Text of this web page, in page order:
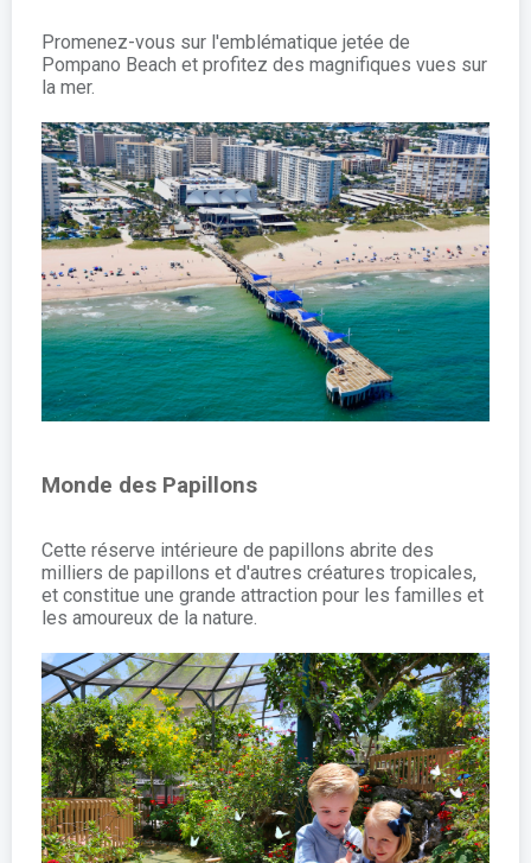
Promenez-vous sur l'emblématique jetée de
Pompano Beach et profitez des magnifiques vues sur
la mer.
Monde des Papillons
Cette réserve intérieure de papillons abrite des
milliers de papillons et d'autres créatures tropicales,
et constitue une grande attraction pour les familles et
les amoureux de la nature.